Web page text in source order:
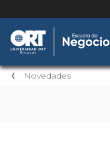
Novedades